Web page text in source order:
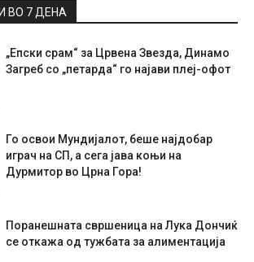
ВО 7 ДЕНА
„Епски срам“ за Црвена Звезда, Динамо
Загреб со „петарда“ го најави плеј-офот
Го освои Мундијалот, беше најдобар
играч на СП, а сега јава коњи на
Дурмитор во Црна Гора!
Поранешната свршеница на Лука Дончиќ
се откажа од тужбата за алиментација